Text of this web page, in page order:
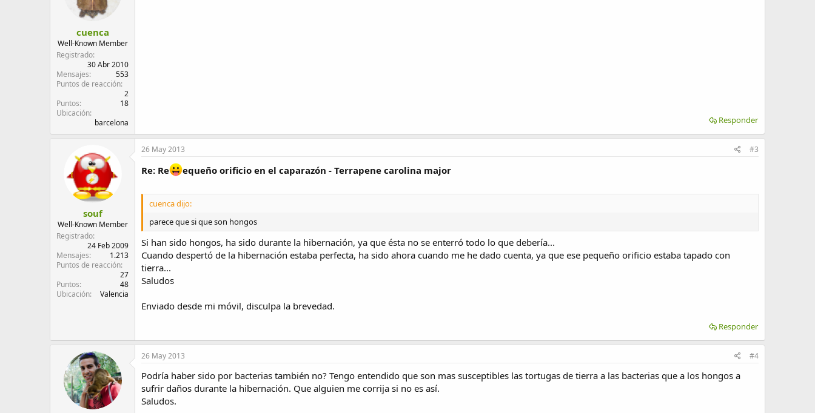
cuenca
Well-Known Member
Registrado
30 Abr 2010
Mensajes
553
Puntos de reacción
2
Puntos
18
Ubicación
barcelona
Responder
souf
Well-Known Member
Registrado
24 Feb 2009
Mensajes
1.213
Puntos de reacción
27
Puntos
48
Ubicación
Valencia
26 May 2013 #3
Re: Re equeño orificio en el caparazón - Terrapene carolina major
cuenca dijo:
parece que si que son hongos
Si han sido hongos, ha sido durante la hibernación, ya que ésta no se enterró todo lo que debería...
Cuando despertó de la hibernación estaba perfecta, ha sido ahora cuando me he dado cuenta, ya que ese pequeño orificio estaba tapado con
tierra...
Saludos
Enviado desde mi móvil, disculpa la brevedad.
Responder
26 May 2013 #4
Podría haber sido por bacterias también no? Tengo entendido que son mas susceptibles las tortugas de tierra a las bacterias que a los hongos a
sufrir daños durante la hibernación. Que alguien me corrija si no es así.
Saludos.